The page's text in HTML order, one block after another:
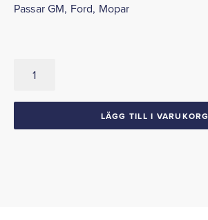
Passar GM, Ford, Mopar
LÄGG TILL I VARUKORG